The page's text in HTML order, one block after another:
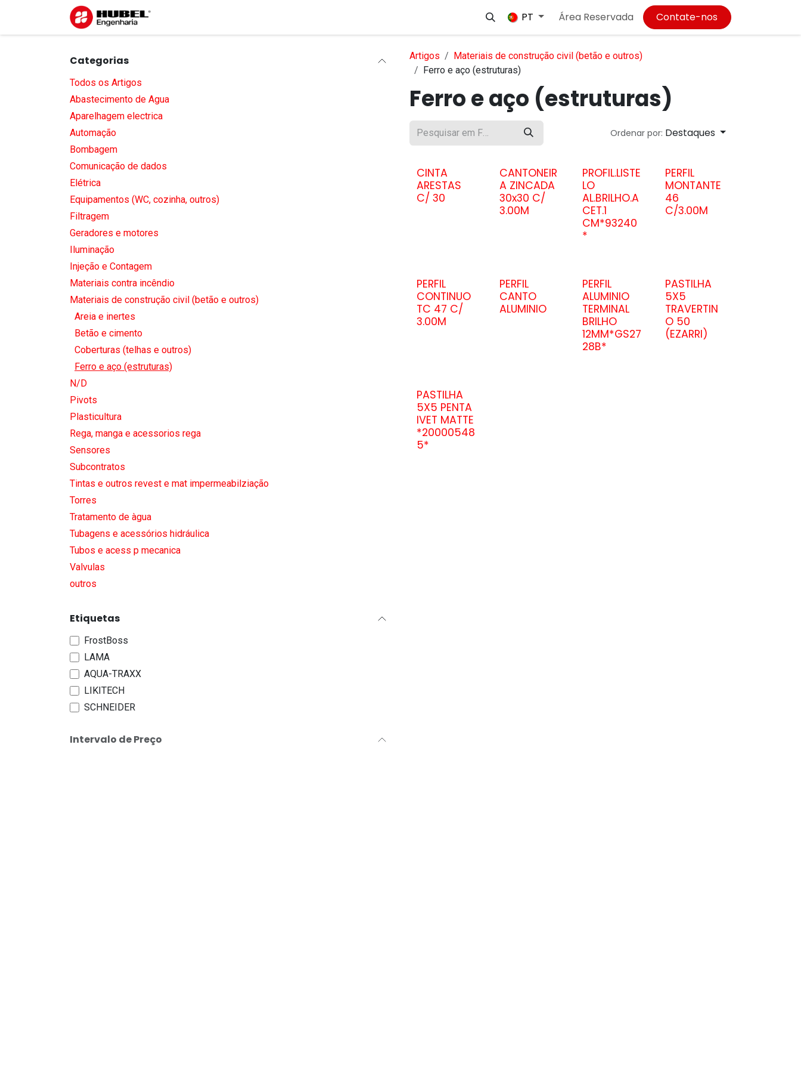
Pular para o conteúdo
Empregos
PT Área Reservada Contate-nos
Categorias
Todos os Artigos
Abastecimento de Agua
Aparelhagem electrica
Automação
Bombagem
Comunicação de dados
Elétrica
Equipamentos (WC, cozinha, outros)
Filtragem
Geradores e motores
Iluminação
Injeção e Contagem
Materiais contra incêndio
Materiais de construção civil (betão e outros)
Areia e inertes
Betão e cimento
Coberturas (telhas e outros)
Ferro e aço (estruturas)
N/D
Pivots
Plasticultura
Rega, manga e acessorios rega
Sensores
Subcontratos
Tintas e outros revest e mat impermeabilziação
Torres
Tratamento de àgua
Tubagens e acessórios hidráulica
Tubos e acess p mecanica
Valvulas
outros
Etiquetas
FrostBoss
LAMA
AQUA-TRAXX
LIKITECH
SCHNEIDER
Intervalo de Preço
Artigos
Materiais de construção civil (betão e outros)
Ferro e aço (estruturas)
Ferro e aço (estruturas)
Ordenar por: Destaques
CINTA
ARESTAS
C/ 30
CANTONEIR
A ZINCADA
30x30 C/
3.00M
PROFIL.LISTE
LO
AL.BRILHO.A
CET.1
CM*93240
*
PERFIL
MONTANTE
46
C/3.00M
PERFIL
CONTINUO
TC 47 C/
3.00M
PERFIL
CANTO
ALUMINIO
PERFIL
ALUMINIO
TERMINAL
BRILHO
12MM*GS27
28B*
PASTILHA
5X5
TRAVERTIN
O 50
(EZARRI)
PASTILHA
5X5 PENTA
IVET MATTE
*20000548
5*